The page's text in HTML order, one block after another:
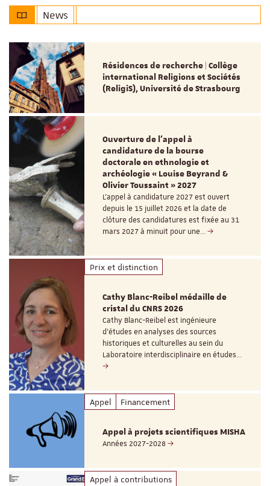
News
Résidences de recherche | Collège
international Religions et Sociétés
(ReligiS), Université de Strasbourg
Ouverture de l'appel à
candidature de la bourse
doctorale en ethnologie et
archéologie « Louise Beyrand &
Olivier Toussaint » 2027
L’appel à candidature 2027 est ouvert
depuis le 15 juillet 2026 et la date de
clôture des candidatures est fixée au 31
mars 2027 à minuit pour une…
Prix et distinction
Cathy Blanc-Reibel médaille de
cristal du CNRS 2026
Cathy Blanc-Reibel est ingénieure
d’études en analyses des sources
historiques et culturelles au sein du
Laboratoire interdisciplinaire en études…
Appel Financement
Appel à projets scientifiques MISHA
Années 2027-2028
Appel à contributions